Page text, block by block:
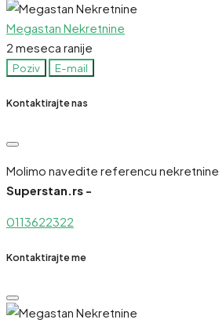
Megastan Nekretnine
2 meseca ranije
Poziv E-mail
Kontaktirajte nas
Molimo navedite referencu nekretnine
Superstan.rs -
0113622322
Kontaktirajte me